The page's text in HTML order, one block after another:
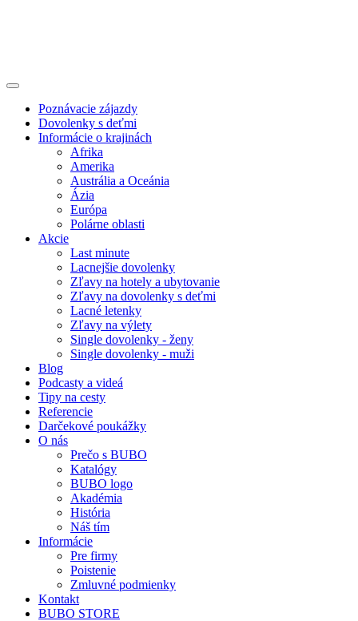
Poznávacie zájazdy
Dovolenky s deťmi
Informácie o krajinách
Afrika
Amerika
Austrália a Oceánia
Ázia
Európa
Polárne oblasti
Akcie
Last minute
Lacnejšie dovolenky
Zľavy na hotely a ubytovanie
Zľavy na dovolenky s deťmi
Lacné letenky
Zľavy na výlety
Single dovolenky - ženy
Single dovolenky - muži
Blog
Podcasty a videá
Tipy na cesty
Referencie
Darčekové poukážky
O nás
Prečo s BUBO
Katalógy
BUBO logo
Akadémia
História
Náš tím
Informácie
Pre firmy
Poistenie
Zmluvné podmienky
Kontakt
BUBO STORE